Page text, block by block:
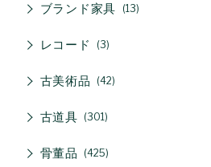
ブランド家具 13
レコード 3
古美術品 42
古道具 301
骨董品 425